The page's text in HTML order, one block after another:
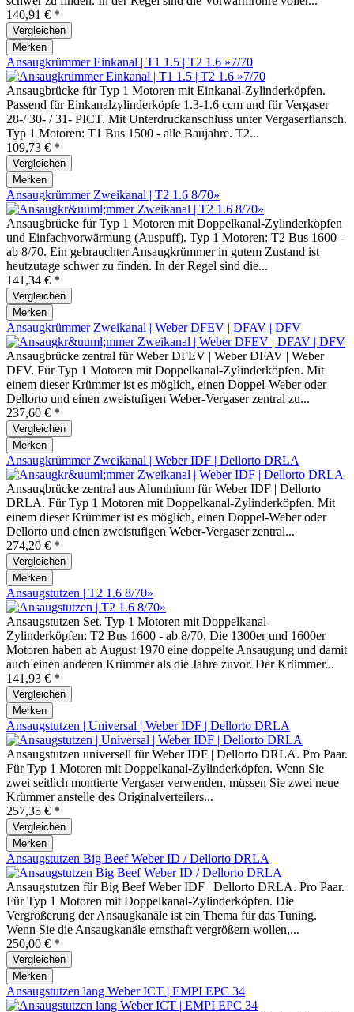
140,91 € *
Vergleichen
Merken
Ansaugkrümmer Einkanal | T1 1.5 | T2 1.6 »7/70
Ansaugbrücke für Typ 1 Motoren mit Einkanal-Zylinderköpfen.
Passend für Einkanalzylinderköpfe 1.3-1.6 ccm und für Vergaser
28-/ 30- / 31- PICT. Mit Unterdruckanschluss unter Vergaserflansch.
Typ 1 Motoren: T1 Bus 1500 - alle Baujahre. T2...
109,73 € *
Vergleichen
Merken
Ansaugkrümmer Zweikanal | T2 1.6 8/70»
Ansaugbrücke für Typ 1 Motoren mit Doppelkanal-Zylinderköpfen
und Einfachvorwärmung (Auspuff). Typ 1 Motoren: T2 Bus 1600 -
ab 8/70. Ein gebrauchter Ansaugkrümmer in gutem Zustand ist
heutzutage schwer zu finden. In der Regel sind die...
141,34 € *
Vergleichen
Merken
Ansaugkrümmer Zweikanal | Weber DFEV | DFAV | DFV
Ansaugbrücke zentral für Weber DFEV | Weber DFAV | Weber
DFV. Für Typ 1 Motoren mit Doppelkanal-Zylinderköpfen. Mit
einem dieser Krümmer ist es möglich, einen Doppel-Weber oder
Dellorto und einen zweistufigen Weber-Vergaser zentral zu...
237,60 € *
Vergleichen
Merken
Ansaugkrümmer Zweikanal | Weber IDF | Dellorto DRLA
Ansaugbrücke zentral aus Aluminium für Weber IDF | Dellorto
DRLA. Für Typ 1 Motoren mit Doppelkanal-Zylinderköpfen. Mit
einem dieser Krümmer ist es möglich, einen Doppel-Weber oder
Dellorto und einen zweistufigen Weber-Vergaser zentral...
274,20 € *
Vergleichen
Merken
Ansaugstutzen | T2 1.6 8/70»
Ansaugstutzen Set. Typ 1 Motoren mit Doppelkanal-
Zylinderköpfen: T2 Bus 1600 - ab 8/70. Die 1300er und 1600er
Motoren haben ab August 1970 eine doppelte Ansaugung und damit
auch einen anderen Krümmer als die Jahre zuvor. Der Krümmer...
141,93 € *
Vergleichen
Merken
Ansaugstutzen | Universal | Weber IDF | Dellorto DRLA
Ansaugstutzen universell für Weber IDF | Dellorto DRLA. Pro Paar.
Für Typ 1 Motoren mit Doppelkanal-Zylinderköpfen. Wenn Sie
zwei seitlich montierte Vergaser verwenden, müssen Sie zwei neue
Krümmer anstelle des Originalverteilers...
257,35 € *
Vergleichen
Merken
Ansaugstutzen Big Beef Weber ID / Dellorto DRLA
Ansaugstutzen für Big Beef Weber IDF | Dellorto DRLA. Pro Paar.
Für Typ 1 Motoren mit Doppelkanal-Zylinderköpfen. Die
Vergrößerung der Ansaugkanäle ist ein Thema für das Tuning.
Wenn Sie die Ansaugkanäle ernsthaft vergrößern wollen,...
250,00 € *
Vergleichen
Merken
Ansaugstutzen lang Weber ICT | EMPI EPC 34